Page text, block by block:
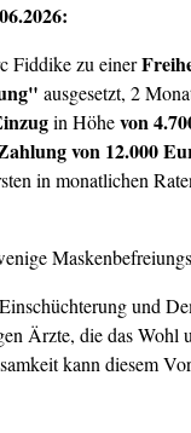
Fiddike zu einer
ausgesetzt, 2
in Höhevon
von 12.000
in monatlichen
und
Ärzte, die das Wohl
kann diesem